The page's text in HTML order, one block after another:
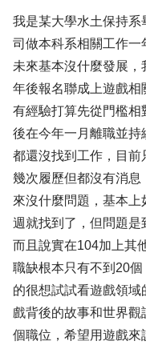
我是某大學水土保持
司做本科系相關工作
未來基本沒什麼發展
年後報名聯成上遊戲相
有經驗打算先從門檻
後在今年一月離職並
都還沒找到工作，目前
幾次履歷但都沒有消
來沒什麼問題，基本
週就找到了，但問題是
而且說實在104加上其
職缺根本只有不到20
的很想試試看遊戲領
戲背後的故事和世界
個職位，希望用遊戲來